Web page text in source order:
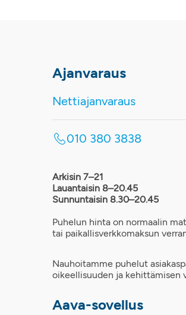
Ajanvaraus
Nettiajanvaraus
010 380 3838
Arkisin 7–21
Lauantaisin 8–20.45
Sunnuntaisin 8.30–20.45
Puhelun hinta on normaalin
tai paikallisverkkomaksun
Nauhoitamme puhelut
oikeellisuuden ja kehittämisen
Aava-sovellus